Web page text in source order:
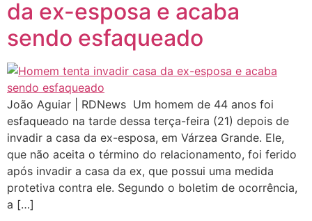
da ex-esposa e acaba
sendo esfaqueado
João Aguiar | RDNews Um homem de 44 anos foi
esfaqueado na tarde dessa terça-feira (21) depois de
invadir a casa da ex-esposa, em Várzea Grande. Ele,
que não aceita o término do relacionamento, foi ferido
após invadir a casa da ex, que possui uma medida
protetiva contra ele. Segundo o boletim de ocorrência,
a […]